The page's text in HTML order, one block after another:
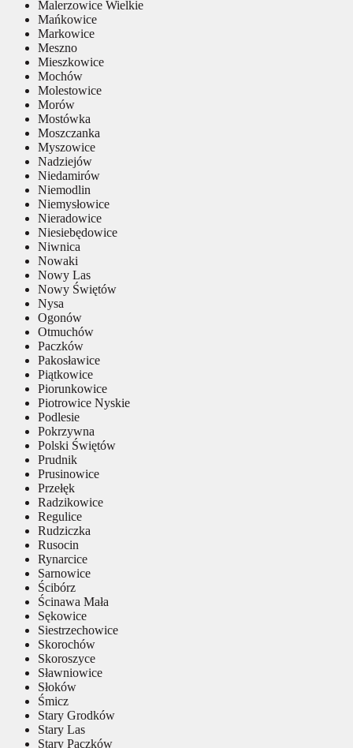
Malerzowice Wielkie
Mańkowice
Markowice
Meszno
Mieszkowice
Mochów
Molestowice
Morów
Mostówka
Moszczanka
Myszowice
Nadziejów
Niedamirów
Niemodlin
Niemysłowice
Nieradowice
Niesiebędowice
Niwnica
Nowaki
Nowy Las
Nowy Świętów
Nysa
Ogonów
Otmuchów
Paczków
Pakosławice
Piątkowice
Piorunkowice
Piotrowice Nyskie
Podlesie
Pokrzywna
Polski Świętów
Prudnik
Prusinowice
Przełęk
Radzikowice
Regulice
Rudziczka
Rusocin
Rynarcice
Sarnowice
Ścibórz
Ścinawa Mała
Sękowice
Siestrzechowice
Skorochów
Skoroszyce
Sławniowice
Słoków
Śmicz
Stary Grodków
Stary Las
Stary Paczków